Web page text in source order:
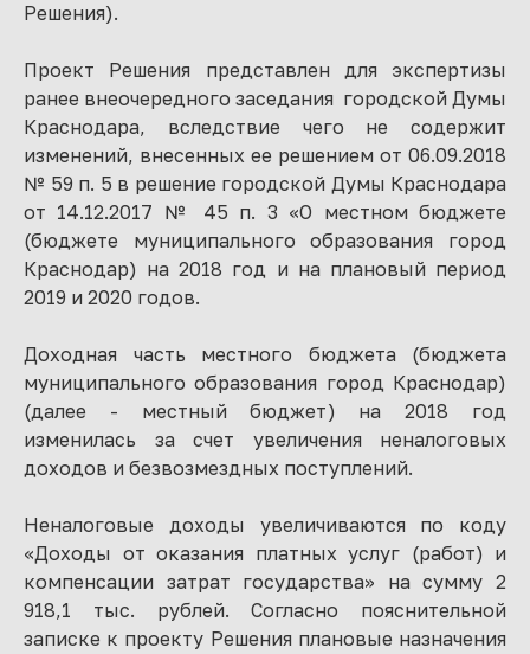
Решения).
Проект Решения представлен для экспертизы
ранее внеочередного заседания городской Думы
Краснодара, вследствие чего не содержит
изменений, внесенных ее решением от 06.09.2018
№ 59 п. 5 в решение городской Думы Краснодара
от 14.12.2017 № 45 п. 3 «О местном бюджете
(бюджете муниципального образования город
Краснодар) на 2018 год и на плановый период
2019 и 2020 годов.
Доходная часть местного бюджета (бюджета
муниципального образования город Краснодар)
(далее - местный бюджет) на 2018 год
изменилась за счет увеличения неналоговых
доходов и безвозмездных поступлений.
Неналоговые доходы увеличиваются по коду
«Доходы от оказания платных услуг (работ) и
компенсации затрат государства» на сумму 2
918,1 тыс. рублей. Согласно пояснительной
записке к проекту Решения плановые назначения